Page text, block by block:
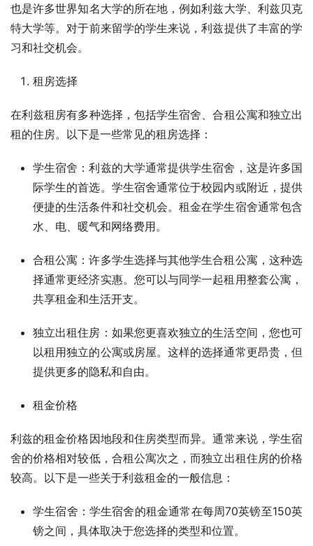
也是许多世界知名大学的所在地，例如利兹大学、利兹贝克
特大学等。对于前来留学的学生来说，利兹提供了丰富的学
习和社交机会。
租房选择
在利兹租房有多种选择，包括学生宿舍、合租公寓和独立出
租的住房。以下是一些常见的租房选择：
学生宿舍：利兹的大学通常提供学生宿舍，这是许多国
际学生的首选。学生宿舍通常位于校园内或附近，提供
便捷的生活条件和社交机会。租金在学生宿舍通常包含
水、电、暖气和网络费用。
合租公寓：许多学生选择与其他学生合租公寓，这种选
择通常更经济实惠。您可以与同学一起租用整套公寓，
共享租金和生活开支。
独立出租住房：如果您更喜欢独立的生活空间，您也可
以租用独立的公寓或房屋。这样的选择通常更昂贵，但
提供更多的隐私和自由。
租金价格
利兹的租金价格因地段和住房类型而异。通常来说，学生宿
舍的价格相对较低，合租公寓次之，而独立出租住房的价格
较高。以下是一些关于利兹租金的一般信息：
学生宿舍：学生宿舍的租金通常在每周70英镑至150英
镑之间，具体取决于您选择的类型和位置。